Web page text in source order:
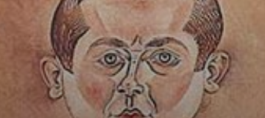
Sua confiança e
determinação o
levaram a abrir
seu primeiro